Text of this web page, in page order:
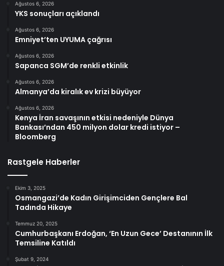
Ağustos 6, 2026
YKS sonuçları açıklandı
Ağustos 6, 2026
Emniyet’ten UYUMA çağrısı
Ağustos 6, 2026
Sapanca SGM’de renkli etkinlik
Ağustos 6, 2026
Almanya’da kiralık ev krizi büyüyor
Ağustos 6, 2026
Kenya İran savaşının etkisi nedeniyle Dünya
Bankası’ndan 450 milyon dolar kredi istiyor –
Bloomberg
Rastgele Haberler
Ekim 3, 2025
Osmangazi’de Kadın Girişimciden Gençlere Bal
Tadında Hikaye
Temmuz 20, 2025
Cumhurbaşkanı Erdoğan, ‘En Uzun Gece’ Destanının İlk
Temsiline Katıldı
Şubat 9, 2024